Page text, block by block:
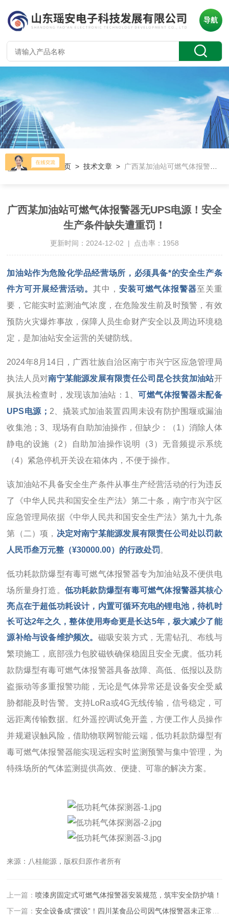
导航
当前位置：首页 >技术文章 > 广西某加油站可燃气体报警器无UPS电源！安全生产条件缺失遭重罚！
广西某加油站可燃气体报警器无UPS电源！安全
生产条件缺失遭重罚！
更新时间：2024-12-02 | 点击率：1958
加油站作为危险化学品经营场所，必须具备*的安全生产条
件方可开展经营活动。其中， 安装可燃气体报警器至关重
要，它能实时监测油气浓度，在危险发生前及时预警，有效
预防火灾爆炸事故，保障人员生命财产安全以及周边环境稳
定，是加油站安全运营的关键防线。
2024年8月14日，广西壮族自治区南宁市兴宁区应急管理局
执法人员对南宁某能源发展有限责任公司昆仑扶贫加油站开
展执法检查时，发现该加油站：1、可燃气体报警器未配备
UPS电源； 2、撬装式加油装置四周未设有防护围堰或漏油
收集池；3、现场有自助加油操作，但缺少：（1）消除人体
静电的设施（2）自助加油操作说明（3）无音频提示系统
（4）紧急停机开关设在箱体内，不便于操作。
该加油站不具备安全生产条件从事生产经营活动的行为违反
了《中华人民共和国安全生产法》第二十条，南宁市兴宁区
应急管理局依据《中华人民共和国安全生产法》第九十九条
第（二）项， 决定对南宁某能源发展有限责任公司处以罚款
人民币叁万元整（¥30000.00）的行政处罚。
低功耗款防爆型有毒可燃气体报警器专为加油站及不便供电
场所量身打造。 低功耗款防爆型有毒可燃气体报警器其核心
亮点在于超低功耗设计，内置可循环充电的锂电池，待机时
长可达2年之久，整体使用寿命更是长达5年，极大减少了能
源补给与设备维护频次。 磁吸安装方式，无需钻孔、布线与
繁琐施工，底部强力包胶磁铁确保稳固且安全无虞。低功耗
款防爆型有毒可燃气体报警器具备故障、高低、低报以及防
盗振动等多重报警功能，无论是气体异常还是设备安全受威
胁都能及时告警。支持LoRa或4G无线传输，信号稳定，可
远距离传输数据。红外遥控调试免开盖，方便工作人员操作
并规避误触风险，借助物联网智能云端，低功耗款防爆型有
毒可燃气体报警器能实现远程实时监测预警与集中管理，为
特殊场所的气体监测提供高效、便捷、可靠的解决方案。
来源：八桂能源，版权归原作者所有
上一篇：喷漆房固定式可燃气体报警器安装规范，筑牢安全防护墙！
下一篇：安全设备成“摆设”！四川某食品公司因气体报警器未正常运转被罚1.8万元！